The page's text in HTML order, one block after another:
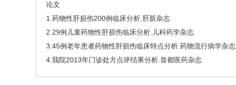
论文
1. 药物性肝损伤200例临床分析 肝脏杂志
2. 29例儿童药物性肝损伤临床分析 儿科药学杂志
3. 45例老年患者药物性肝损伤临床特点分析 药物流行病学杂志
4. 我院2013年门诊处方点评结果分析 首都医药杂志